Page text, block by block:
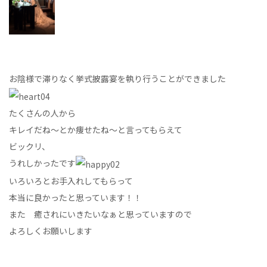
お陰様で滞りなく挙式披露宴を執り行うことができました
たくさんの人から
キレイだね～とか痩せたね～と言ってもらえて
ビックリ、
うれしかったです
いろいろとお手入れしてもらって
本当に良かったと思っています！！
また 癒されにいきたいなぁと思っていますので
よろしくお願いします